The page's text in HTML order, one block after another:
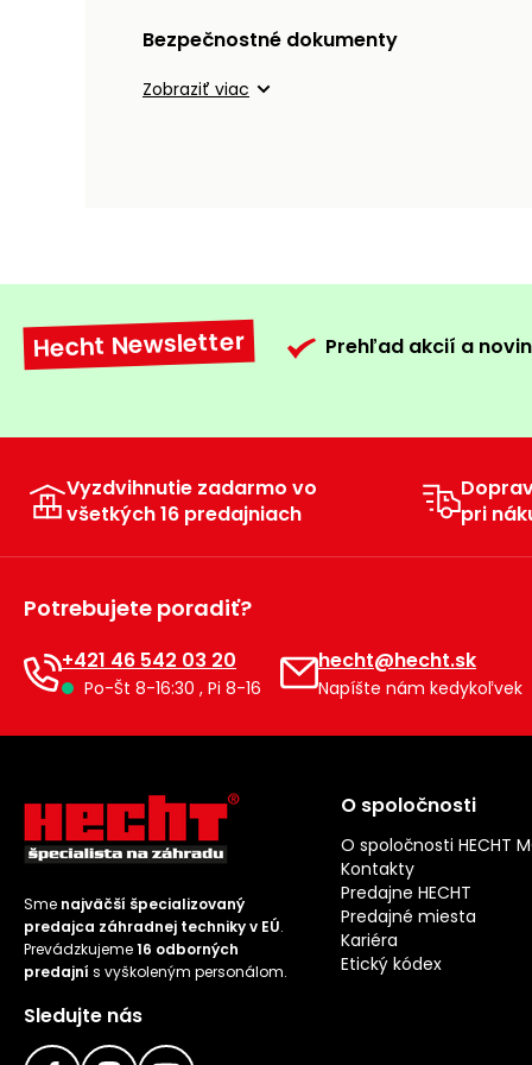
Bezpečnostné dokumenty
Zobraziť viac
Hecht Newsletter Prehľad akcií a
Vyzdvihnutie zadarmo vo
všetkých 16 predajniach
pri
Potrebujete poradiť?
+421 46 542 03 20
Po-Št 8-16:30 , Pi 8-16
hecht@hecht.sk
Napíšte nám kedykoľvek
Sme najväčší špecializovaný
predajca záhradnej techniky v EÚ.
Prevádzkujeme16 odborných
predajní s vyškoleným personálom.
Sledujte nás
O spoločnosti
O spoločnosti HECHT
Kontakty
Predajne HECHT
Predajné miesta
Kariéra
Etický kódex